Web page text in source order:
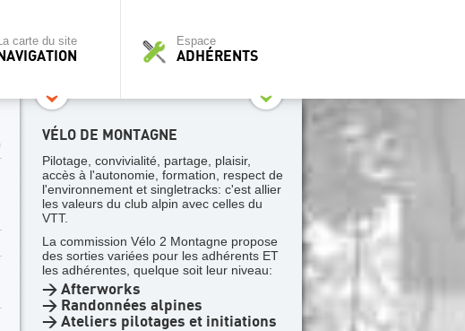
carte du site
NAVIGATION
Espace
ADHÉRENTS
VÉLO DE MONTAGNE
Pilotage, convivialité, partage, plaisir,
accès à l'autonomie, formation, respect de
l'environnement et singletracks: c'est allier
les valeurs du club alpin avec celles du
VTT.
La commission Vélo 2 Montagne propose
des sorties variées pour les adhérents ET
les adhérentes, quelque soit leur niveau:
> Afterworks
> Randonnées alpines
> Ateliers pilotages et initiations